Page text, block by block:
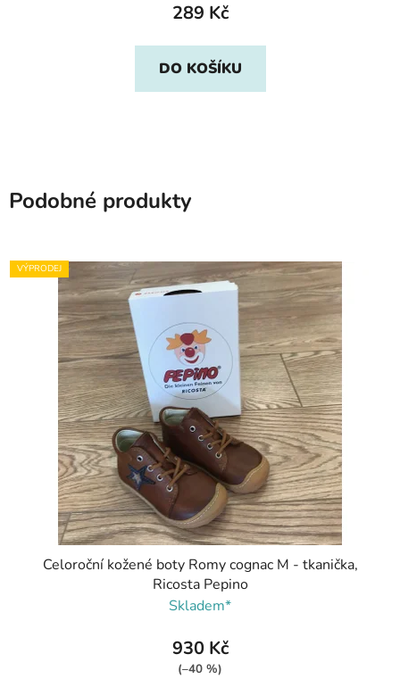
289 Kč
DO KOŠÍKU
Podobné produkty
VÝPRODEJ
Celoroční kožené boty Romy cognac M - tkanička,
Ricosta Pepino
Skladem*
930 Kč
(–40 %)